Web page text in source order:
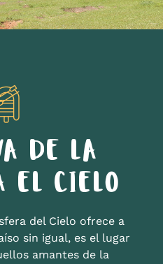
DE LA
EL CIELO
del Cielo ofrece a
sin igual, es el lugar
amantes de la